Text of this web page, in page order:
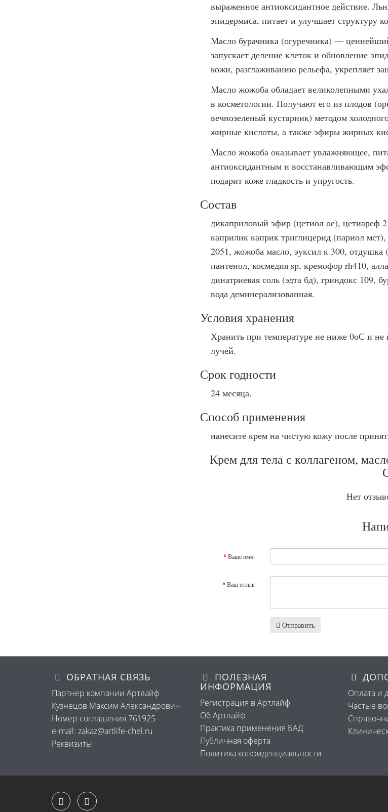
выраженное антиоксидантное действие.
эпидермиса, питает и улучшает структуру
Масло бурачника (огуречника) —
запускает деление клеток и обновление
кожи, разглаживанию рельефа, укрепляет
Масло жожоба обладает великолепными
в косметологии. Получают его из плодов
вечнозеленый кустарник) методом
жирные кислоты, а также эфиры жирных
Масло жожоба оказывает увлажняющее,
антиоксидантным и восстанавливающим
подарит коже гладкость и упругость.
Состав
дикаприловый эфир (цетиол ое), цетиареф
каприлик каприк триглицерид (париол
2051, жожоба масло, эуксил к 300, отдушка
пантенол, космедия sp, кремофор rh410,
динатриевая соль (эдта бд), гриндокс 109,
вода деминерализованная.
Условия хранения
Хранить при температуре не ниже 0оС и
лучей.
Срок годности
24 месяца.
Способ применения
нанесите крем на чистую кожу после
Крем для тела с коллагеном,
Нет
Ваше имя:
Ваш отзыв
Отправить
ОБРАТНАЯ СВЯЗЬ
Партнер компании Артлайф
Кузнецов Максим Александрович
Номер соглашения 761925
e-mail: zakaz@artlife-chel.ru
Реквизиты
ПОЛЕЗНАЯ
ИНФОРМАЦИЯ
Регистрация в Артлайф
Об Артлайф
Практика применения БАД
Публичная оферта
Политика конфиденциальности
Оплата и
Частые